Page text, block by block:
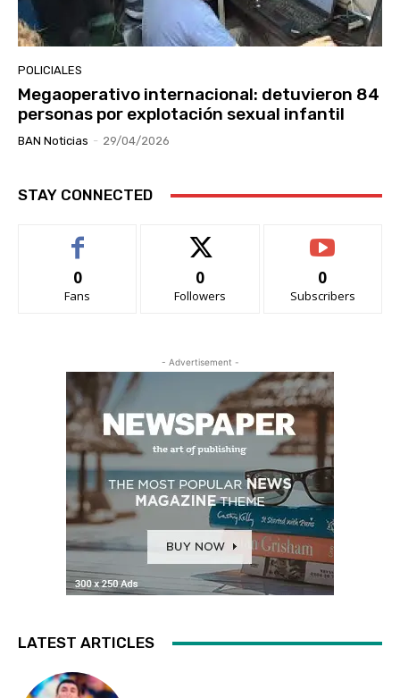
POLICIALES
Megaoperativo internacional: detuvieron 84
personas por explotación sexual infantil
BAN Noticias - 29/04/2026
STAY CONNECTED
0
Fans
0
Followers
0
Subscribers
- Advertisement -
LATEST ARTICLES